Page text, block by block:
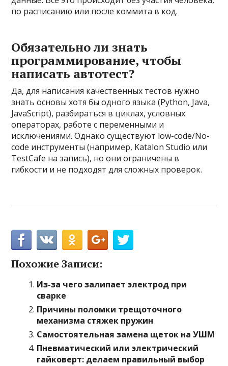
по расписанию или после коммита в код.
Обязательно ли знать
программирование, чтобы
написать автотест?
Да, для написания качественных тестов нужно
знать основы хотя бы одного языка (Python, Java,
JavaScript), разбираться в циклах, условных
операторах, работе с переменными и
исключениями. Однако существуют low-code/No-
code инструменты (например, Katalon Studio или
TestCafe на запись), но они ограничены в
гибкости и не подходят для сложных проверок.
Похожие Записи:
Из-за чего залипает электрод при
сварке
Причины поломки трещоточного
механизма стяжек пружин
Самостоятельная замена щеток на УШМ
Пневматический или электрический
гайковерт: делаем правильный выбор